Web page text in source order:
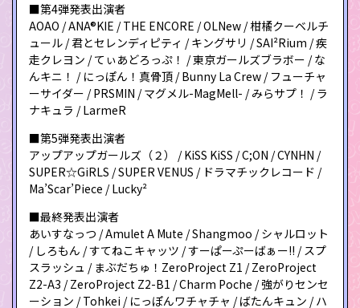
■第4弾発表出演者
AOAO / ANA®KIE / THE ENCORE / OLNew / 柑橘クーベルチ
ュール / 君とセレンディピティ / キングサリ / SAI²Rium / 疾
走クレヨン / てぃあどろっぷ！ / 東京ガールズブラボー / な
んキニ！ / にっぽん！真骨頂 / Bunny La Crew / フューチャ
ーサイダー / PRSMIN / マグメル-MagMell- / みらサプ！ / ラ
ナキュラ / LarmeR
■第5弾発表出演者
アップアップガールズ（２） / KiSS KiSS / C;ON / CYNHN /
SUPER☆GiRLS / SUPER VENUS / ドラマチックレコード /
Ma’Scar’Piece / Lucky²
■最終発表出演者
あいすなっつ / Amulet A Mute / Shangmoo / シャルロット
/ しろもん / すてねこキャッツ / すーぱーぷーばぁー!! / スプ
スラッシュ / まぶだちゅ！ZeroProject Z1 / ZeroProject
Z2-A3 / ZeroProject Z2-B1 / Charm Poche / 強がりセンセ
ーション / Tohkei / にっぽんワチャチャ / ばたんキュン / ハ